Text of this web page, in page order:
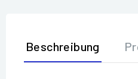
Beschreibung